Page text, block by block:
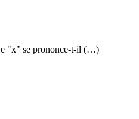
"x" se prononce-t-il (…)